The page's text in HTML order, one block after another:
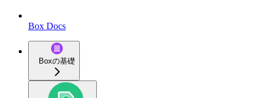
Box Docs
Boxの基礎